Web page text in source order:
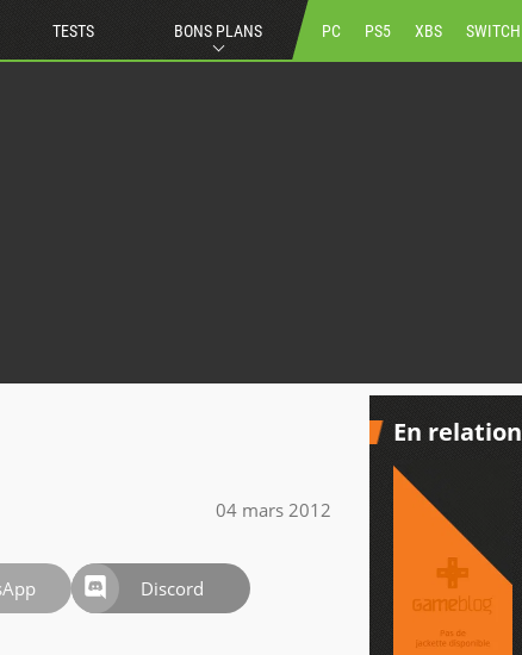
TESTS BONS PLANS PC PS5 XBS SWITCH
04 mars 2012
Discord
En relation